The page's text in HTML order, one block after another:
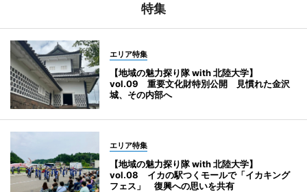
特集
エリア特集
【地域の魅力探り隊 with 北陸大学】
vol.09 重要文化財特別公開 見慣れた金沢
城、その内部へ
エリア特集
【地域の魅力探り隊 with 北陸大学】
vol.08 イカの駅つくモールで「イカキング
フェス」 復興への思いを共有